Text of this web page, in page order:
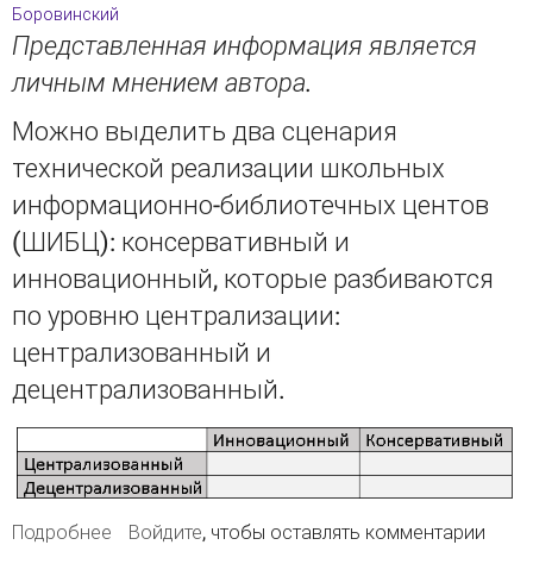
Боровинский
Представленная информация является
личным мнением автора.
Можно выделить два сценария
технической реализации школьных
информационно-библиотечных центов
(ШИБЦ): консервативный и
инновационный, которые разбиваются
по уровню централизации:
централизованный и
децентрализованный.
Подробнее о Выбор пути развития школьных библиотек:
Войдите, чтобы оставлять комментарии